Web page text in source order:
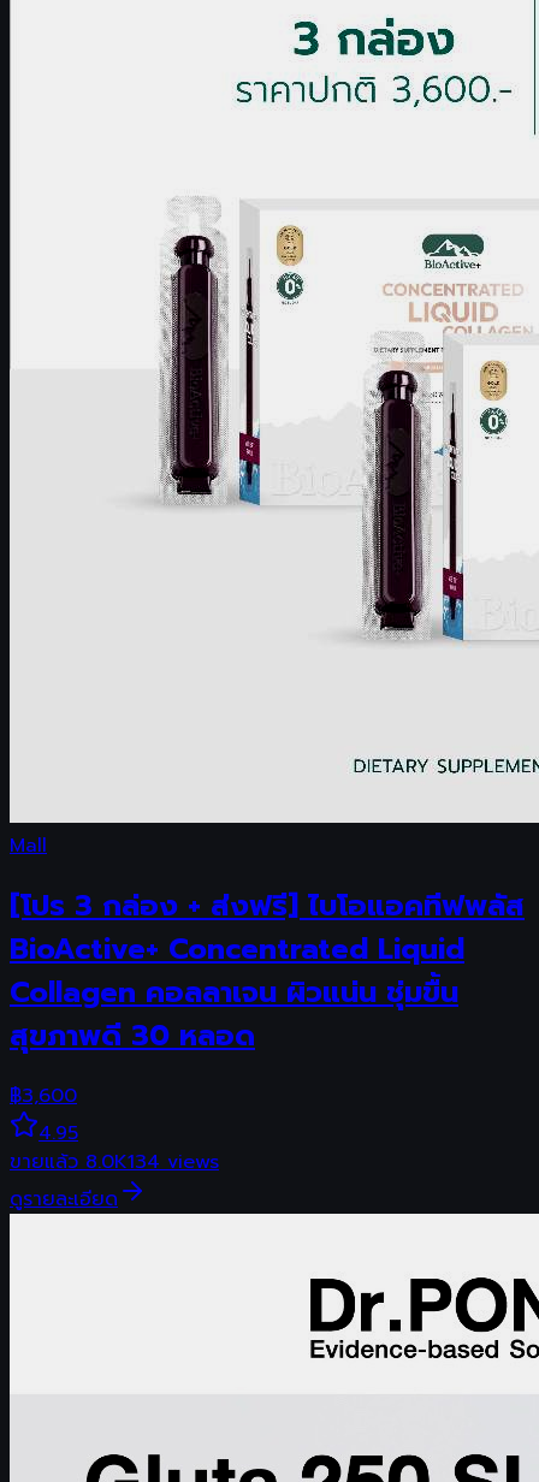
Mall
[โปร 3 กล่อง + ส่งฟรี] ไบโอแอคทีฟพลัส
BioActive+ Concentrated Liquid
Collagen คอลลาเจน ผิวแน่น ชุ่มขื้น
สุขภาพดี 30 หลอด
฿3,600
4.95
ขายแล้ว8.0K134views
ดูรายละเอียด